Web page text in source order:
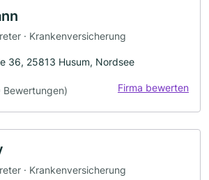
· Krankenversicherung
36, 25813 Husum, Nordsee
Bewertungen) Firma bewerten
· Krankenversicherung